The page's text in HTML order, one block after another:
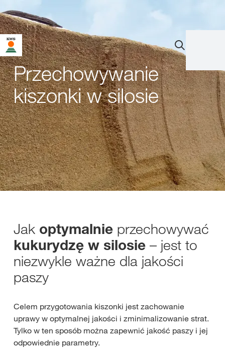
Przechowywanie
kiszonki w silosie
Jak optymalnie przechowywać
kukurydzę w silosie – jest to
niezwykle ważne dla jakości
paszy
Celem przygotowania kiszonki jest zachowanie
uprawy w optymalnej jakości i zminimalizowanie strat.
Tylko w ten sposób można zapewnić jakość paszy i jej
odpowiednie parametry.